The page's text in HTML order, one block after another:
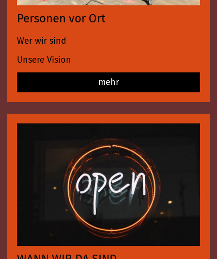
Personen vor Ort
Wer wir sind
Unsere Vision
mehr